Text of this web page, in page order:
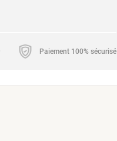
Paiement 100% sécurisé